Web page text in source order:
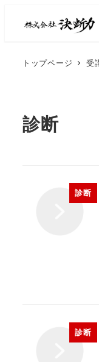
トップページ 受
診断
診断
診断